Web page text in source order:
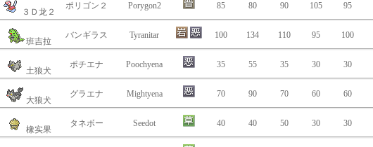
３Ｄ龙２
ポリゴン２ Porygon2 85 80 90 105 95
班吉拉
バンギラス Tyranitar 100 134 110 95 100
土狼犬
ポチエナ Poochyena 35 55 35 30 30
大狼犬
グラエナ Mightyena 70 90 70 60 60
橡实果
タネボー Seedot 40 40 50 30 30